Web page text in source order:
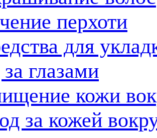
перхоти
для
глазами
кожи
за кожей